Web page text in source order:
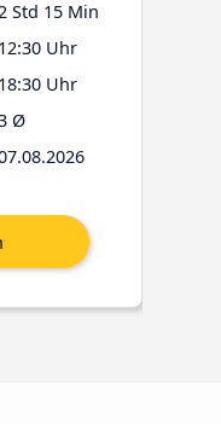
Std 15 Min
12:30 Uhr
18:30 Uhr
Ø